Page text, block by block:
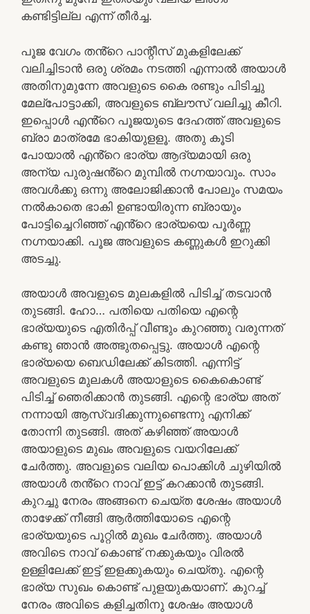
കണ്ടിട്ടില്ല എന്ന് തീർച്ച.
പൂജ വേഗം തൻ്റെ പാന്റീസ് മുകളിലേക്ക്
വലിച്ചിടാൻ ഒരു ശ്രമം നടത്തി എന്നാൽ അയാൾ
അതിനുമുന്നേ അവളുടെ കൈ രണ്ടും പിടിച്ചു
മേല്പോട്ടാക്കി, അവളുടെ ബ്ലൗസ് വലിച്ചു കീറി.
ഇപ്പൊൾ എൻ്റെ പൂജയുടെ ദേഹത്ത് അവളുടെ
ബ്രാ മാത്രമേ ഭാകിയുളളൂ. അതു കൂടി
പോയാൽ എൻ്റെ ഭാര്യ ആദ്യമായി ഒരു
അന്യ പുരുഷൻ്റെ മുമ്പിൽ നഗ്നയാവും. സാം
അവൾക്കു ഒന്നു അലോജിക്കാൻ പോലും സമയം
നൽകാതെ ഭാകി ഉണ്ടായിരുന്ന ബ്രായും
പോട്ടിച്ചെറിഞ്ഞ് എൻ്റെ ഭാര്യയെ പൂർണ്ണ
നഗ്നയാക്കി. പൂജ അവളുടെ കണ്ണുകൾ ഇറുക്കി
അടച്ചു.
അയാൾ അവളുടെ മുലകളിൽ പിടിച്ച് തടവാൻ
തുടങ്ങി. ഹോ… പതിയെ പതിയെ എന്റെ
ഭാര്യയുടെ എതിർപ്പ് വീണ്ടും കുറഞ്ഞു വരുന്നത്
കണ്ടു ഞാൻ അത്ഭുതപ്പെട്ടു. അയാൾ എന്റെ
ഭാര്യയെ ബെഡിലേക്ക് കിടത്തി. എന്നിട്ട്
അവളുടെ മുലകൾ അയാളുടെ കൈകൊണ്ട്
പിടിച്ച് ഞെരിക്കാൻ തുടങ്ങി. എന്റെ ഭാര്യ അത്
നന്നായി ആസ്വദിക്കുന്നുണ്ടെന്നു എനിക്ക്
തോന്നി തുടങ്ങി. അത് കഴിഞ്ഞ് അയാൾ
അയാളുടെ മുഖം അവളുടെ വയറിലേക്ക്
ചേർത്തു. അവളുടെ വലിയ പൊക്കിൾ ചുഴിയിൽ
അയാൾ തൻ്റെ നാവ് ഇട്ട് കറക്കാൻ തുടങ്ങി.
കുറച്ചു നേരം അങ്ങനെ ചെയ്ത ശേഷം അയാൾ
താഴേക്ക് നീങ്ങി ആർത്തിയോടെ എന്റെ
ഭാര്യയുടെ പൂറ്റിൽ മുഖം ചേർത്തു. അയാൾ
അവിടെ നാവ് കൊണ്ട് നക്കുകയും വിരൽ
ഉള്ളിലേക്ക് ഇട്ട് ഇളക്കുകയും ചെയ്തു. എന്റെ
ഭാര്യ സുഖം കൊണ്ട് പുളയുകയാണ്. കുറച്ച്
നേരം അവിടെ കളിച്ചതിനു ശേഷം അയാൾ